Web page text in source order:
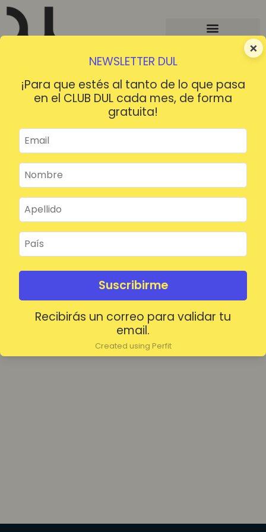
×
NEWSLETTER DUL
¡Para que estés al tanto de lo que pasa
en el CLUB DUL cada mes, de forma
gratuita!
Suscribirme
Recibirás un correo para validar tu
email.
Created using Perfit
¡HOLA!
Mantenerme conectado
Acceder